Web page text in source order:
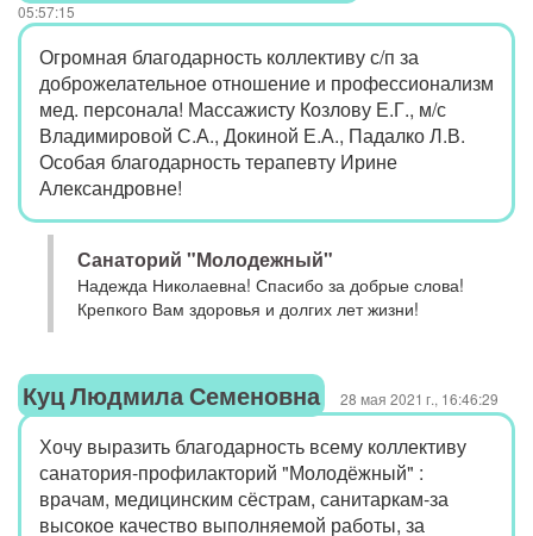
05:57:15
Огромная благодарность коллективу с/п за
доброжелательное отношение и профессионализм
мед. персонала! Массажисту Козлову Е.Г., м/с
Владимировой С.А., Докиной Е.А., Падалко Л.В.
Особая благодарность терапевту Ирине
Александровне!
Санаторий "Молодежный"
Надежда Николаевна! Спасибо за добрые слова!
Крепкого Вам здоровья и долгих лет жизни!
Куц Людмила Семеновна 28 мая 2021 г., 16:46:29
Хочу выразить благодарность всему коллективу
санатория-профилакторий "Молодёжный" :
врачам, медицинским сёстрам, санитаркам-за
высокое качество выполняемой работы, за